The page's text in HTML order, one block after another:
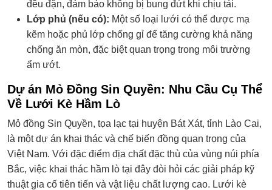
đều đặn, đảm bảo không bị bung đứt khi chịu tải.
Lớp phủ (nếu có): Một số loại lưới có thể được mạ
kẽm hoặc phủ lớp chống gỉ để tăng cường khả năng
chống ăn mòn, đặc biệt quan trọng trong môi trường
ẩm ướt.
Dự án Mỏ Đồng Sin Quyền: Nhu Cầu Cụ Thể
Về Lưới Kè Hầm Lò
Mỏ đồng Sin Quyền, tọa lạc tại huyện Bát Xát, tỉnh Lào Cai,
là một dự án khai thác và chế biến đồng quan trọng của
Việt Nam. Với đặc điểm địa chất đặc thù của vùng núi phía
Bắc, việc khai thác hầm lò tại đây đòi hỏi các giải pháp kỹ
thuật gia cố tiên tiến và vật liệu chất lượng cao. Lưới kè